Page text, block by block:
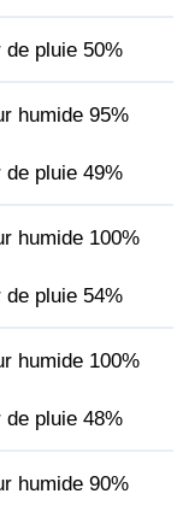
de pluie 50%
humide 95%
de pluie 49%
humide 100%
de pluie 54%
humide 100%
de pluie 48%
humide 90%